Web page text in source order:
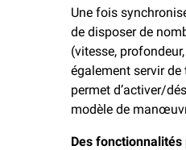
Une fois
de disposer de
(vitesse,
également servir
permet d’activer/
modèle de
Des